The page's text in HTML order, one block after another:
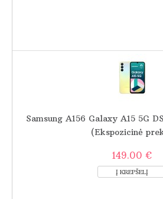
Samsung A156 Galaxy A15 5G
(Ekspozicinė
149.00 €